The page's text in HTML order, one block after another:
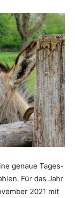
genaue Tages-
Für das Jahr
2021 mit